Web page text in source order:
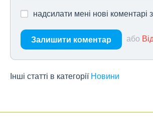
надсилати мені нові коментарі
Залишити коментар або
Інші статті в категорії Новини